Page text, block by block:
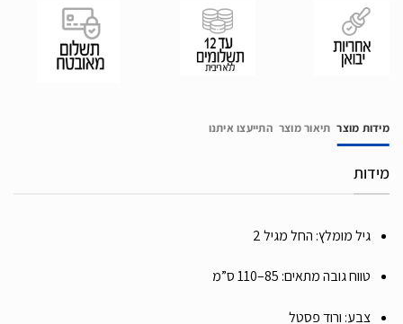
מידות מוצר תיאור מוצר התייעצו איתנו
מידות
גיל מומלץ: החל מגיל 2
טווח גובה מתאים: 85–110 ס”מ
צבע: ורוד פסטל